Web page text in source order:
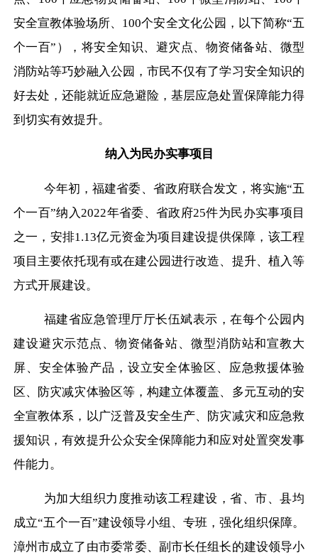
安全宣教体验场所、100个安全文化公园，以下简称“五
个一百”），将安全知识、避灾点、物资储备站、微型
消防站等巧妙融入公园，市民不仅有了学习安全知识的
好去处，还能就近应急避险，基层应急处置保障能力得
到切实有效提升。
纳入为民办实事项目
今年初，福建省委、省政府联合发文，将实施“五
个一百”纳入2022年省委、省政府25件为民办实事项目
之一，安排1.13亿元资金为项目建设提供保障，该工程
项目主要依托现有或在建公园进行改造、提升、植入等
方式开展建设。
福建省应急管理厅厅长伍斌表示，在每个公园内
建设避灾示范点、物资储备站、微型消防站和宣教大
屏、安全体验产品，设立安全体验区、应急救援体验
区、防灾减灾体验区等，构建立体覆盖、多元互动的安
全宣教体系，以广泛普及安全生产、防灾减灾和应急救
援知识，有效提升公众安全保障能力和应对处置突发事
件能力。
为加大组织力度推动该工程建设，省、市、县均
成立“五个一百”建设领导小组、专班，强化组织保障。
漳州市成立了由市委常委、副市长任组长的建设领导小